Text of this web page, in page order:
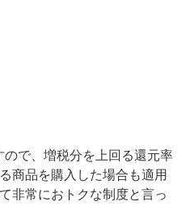
で、増税分を上回る還元率
商品を購入した場合も適用
非常におトクな制度と言っ